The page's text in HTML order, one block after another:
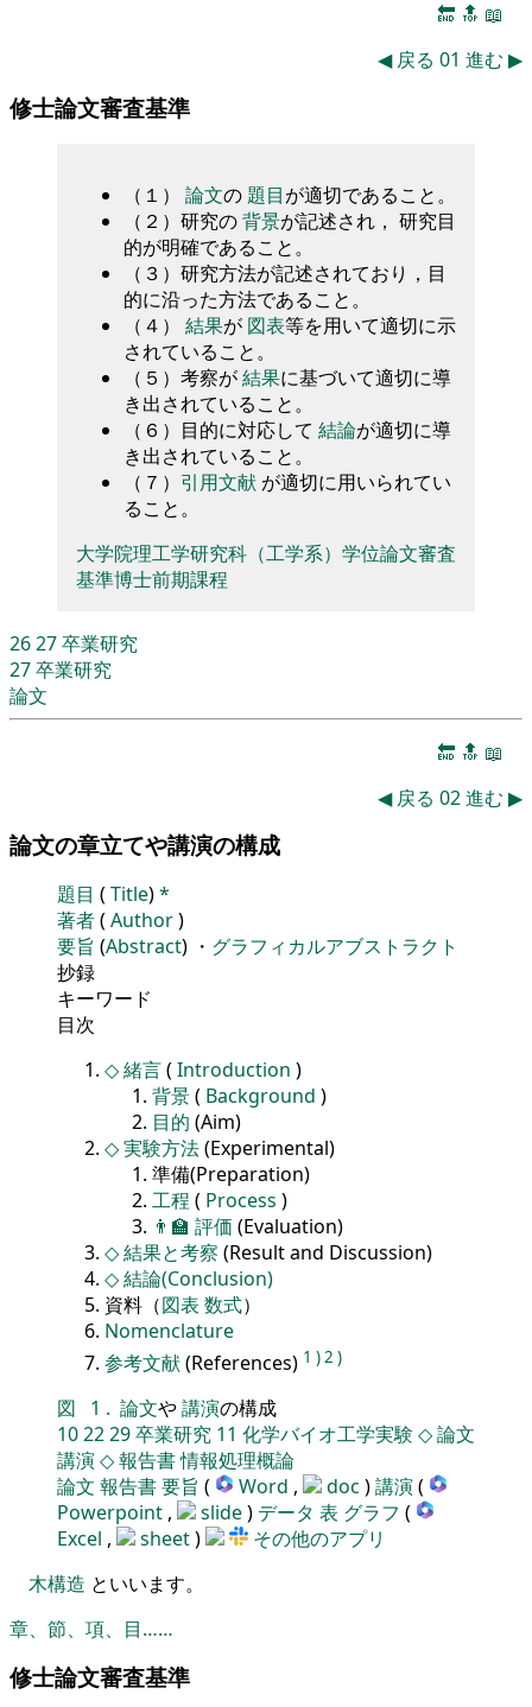
🔚 🔝 📖
◀ 戻る 01 進む ▶
修士論文審査基準
（１） 論文の 題目が適切であること。
（２）研究の背景が記述され， 研究目
的が明確であること。
（３）研究方法が記述されており，目
的に沿った方法であること。
（４） 結果が 図表等を用いて適切に示
されていること。
（５）考察が結果に基づいて適切に導
き出されていること。
（６）目的に対応して 結論が適切に導
き出されていること。
（７） 引用文献 が適切に用いられてい
ること。
大学院理工学研究科（工学系）学位論文審査
基準博士前期課程
2627卒業研究
27卒業研究
論文
🔚 🔝 📖
◀ 戻る 02進む ▶
論文の章立てや講演の構成
題目 ( Title)*
著者( Author)
要旨 (Abstract) ・ グラフィカルアブストラクト
抄録
キーワード
目次
◇緒言( Introduction )
背景( Background )
目的 (Aim)
◇実験方法(Experimental)
準備(Preparation)
工程 ( Process )
👨‍🏫 評価 (Evaluation)
◇結果と考察 (Result and Discussion)
◇結論(Conclusion)
資料（図表 数式）
Nomenclature
参考文献(References) 1 )2 )
図 1 . 論文や講演の構成
102229卒業研究 11 化学バイオ工学実験 ◇論文
講演◇報告書情報処理概論
論文 報告書要旨 ( Word , doc )講演(
Powerpoint , slide) データ 表 グラフ (
Excel , sheet)
その他のアプリ
木構造 といいます。
章、節、項、目……
修士論文審査基準